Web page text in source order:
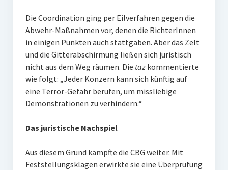
Die Coordination ging per Eilverfahren gegen die
Abwehr-Maßnahmen vor, denen die RichterInnen
in einigen Punkten auch stattgaben. Aber das Zelt
und die Gitterabschirmung ließen sich juristisch
nicht aus dem Weg räumen. Die tazkommentierte
wie folgt: „Jeder Konzern kann sich künftig auf
eine Terror-Gefahr berufen, um missliebige
Demonstrationen zu verhindern.“
Das juristische Nachspiel
Aus diesem Grund kämpfte die CBG weiter. Mit
Feststellungsklagen erwirkte sie eine Überprüfung